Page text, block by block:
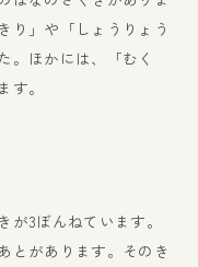
り」や「しょうりょう
。ほかには、「むく
。
3ぼんねています。
とがあります。そのき